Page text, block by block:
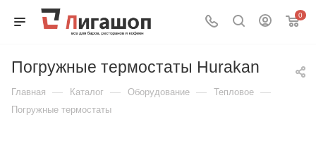
0
Погружные термостаты Hurakan
Главная — Каталог — Оборудование — Тепловое —
Погружные термостаты